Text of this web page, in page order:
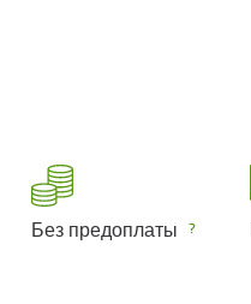
Без предоплаты